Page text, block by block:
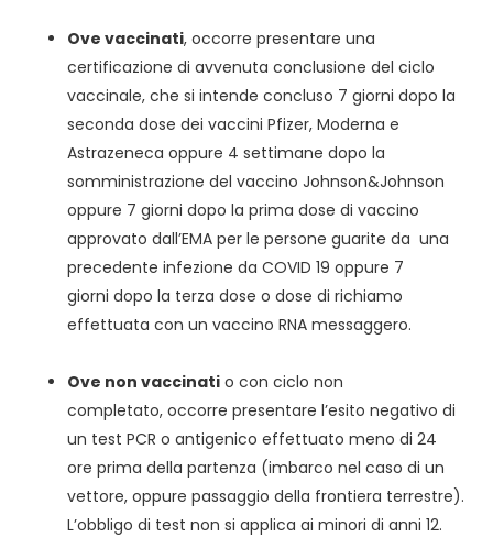
Ove vaccinati, occorre presentare una
certificazione di avvenuta conclusione del ciclo
vaccinale, che si intende concluso 7 giorni dopo la
seconda dose dei vaccini Pfizer, Moderna e
Astrazeneca oppure 4 settimane dopo la
somministrazione del vaccino Johnson&Johnson
oppure 7 giorni dopo la prima dose di vaccino
approvato dall’EMA per le persone guarite da una
precedente infezione da COVID 19 oppure 7
giorni dopo la terza dose o dose di richiamo
effettuata con un vaccino RNA messaggero.
Ove non vaccinati o con ciclo non
completato, occorre presentare l’esito negativo di
un test PCR o antigenico effettuato meno di 24
ore prima della partenza (imbarco nel caso di un
vettore, oppure passaggio della frontiera terrestre).
L’obbligo di test non si applica ai minori di anni 12.